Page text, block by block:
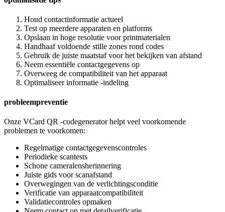
Houd contactinformatie actueel
Test op meerdere apparaten en platforms
Opslaan in hoge resolutie voor printmaterialen
Handhaaf voldoende stille zones rond codes
Gebruik de juiste maatstaf voor het bekijken van afstand
Neem essentiële contactgegevens op
Overweeg de compatibiliteit van het apparaat
Optimaliseer informatie -indeling
probleempreventie
Onze VCard QR -codegenerator helpt veel voorkomende
problemen te voorkomen:
Regelmatige contactgegevenscontroles
Periodieke scantests
Schone cameralensherinnering
Juiste gids voor scanafstand
Overwegingen van de verlichtingsconditie
Verificatie van apparaatcompatibiliteit
Validatiecontroles opmaken